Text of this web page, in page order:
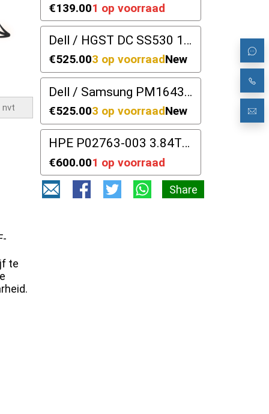
te
€139.001 op voorraad
Dell / HGST DC SS530 1.92TB SAS 12Gbps TLC RI SSD | DP/N: DFWY2
€525.003 op voorraadNew
Dell / Samsung PM1643a 1.92TB 12Gbps TLC RI SAS | DP/N: 498F8
€525.003 op voorraadNew
HPE P02763-003 3.84TB SAS 12Gbps Samsung PM1643 2,5" SFF
€600.001 op voorraad
Share